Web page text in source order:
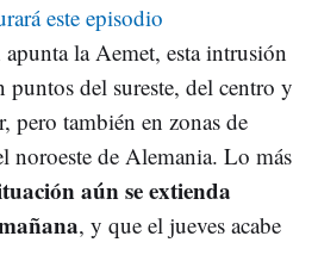
este episodio
apunta la Aemet, esta intrusión
puntos del sureste, del centro y
pero también en zonas de
noroeste de Alemania. Lo más
aún se extienda
, y que el jueves acabe